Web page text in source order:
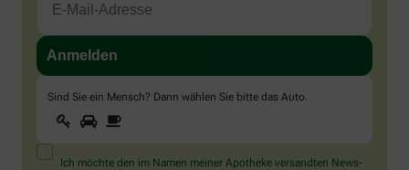
Sind Sie ein Mensch? Dann wählen Sie bitte das Auto.
Sind
Sie
ein
Mensch?
1 2
Ich möchte den im Namen meiner Apotheke versandten News-